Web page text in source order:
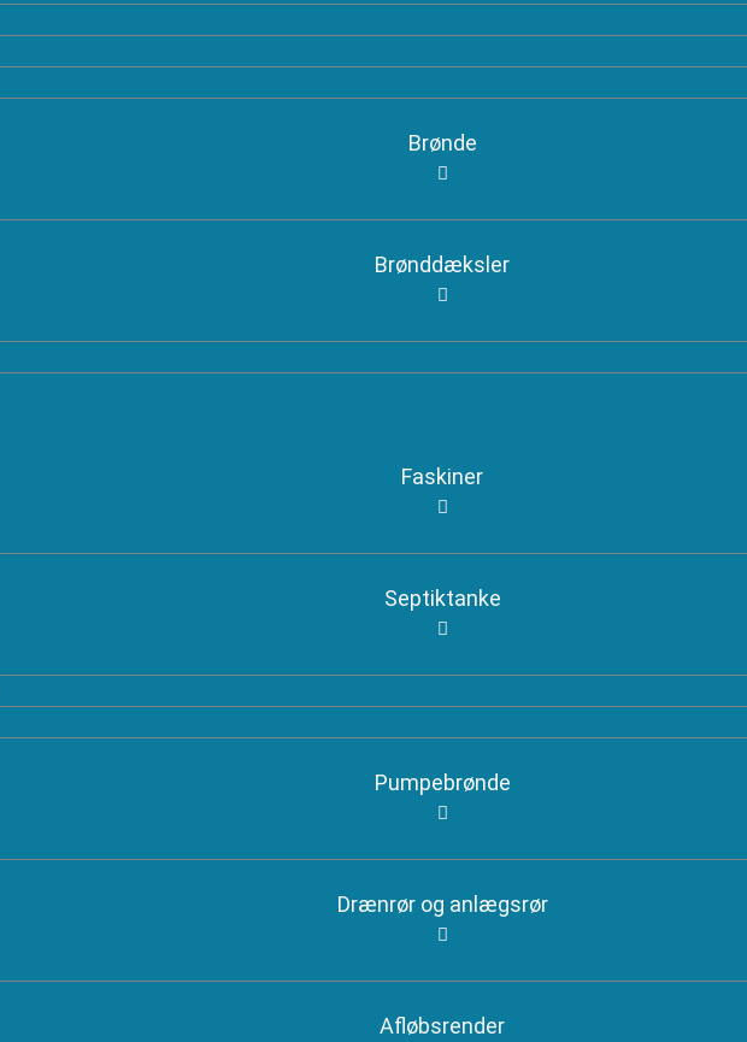
Brønde
Brønddæksler
Faskiner
Septiktanke
Pumpebrønde
Drænrør og anlægsrør
Afløbsrender